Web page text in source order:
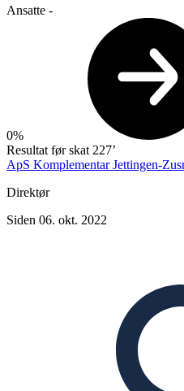
Ansatte -
0%
Resultat før skat 227’
ApS Komplementar Jettingen-
Direktør
Siden 06. okt. 2022